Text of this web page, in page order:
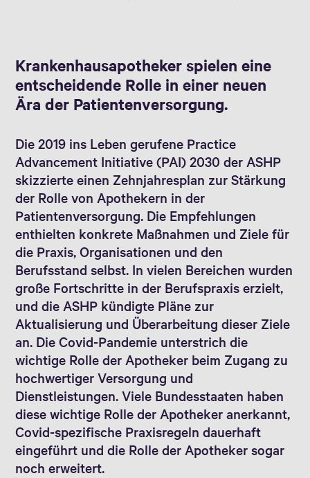
Krankenhausapotheker spielen eine
entscheidende Rolle in einer neuen
Ära der Patientenversorgung.
Die 2019 ins Leben gerufene Practice
Advancement Initiative (PAI) 2030 der ASHP
skizzierte einen Zehnjahresplan zur Stärkung
der Rolle von Apothekern in der
Patientenversorgung. Die Empfehlungen
enthielten konkrete Maßnahmen und Ziele für
die Praxis, Organisationen und den
Berufsstand selbst. In vielen Bereichen wurden
große Fortschritte in der Berufspraxis erzielt,
und die ASHP kündigte Pläne zur
Aktualisierung und Überarbeitung dieser Ziele
an. Die Covid-Pandemie unterstrich die
wichtige Rolle der Apotheker beim Zugang zu
hochwertiger Versorgung und
Dienstleistungen. Viele Bundesstaaten haben
diese wichtige Rolle der Apotheker anerkannt,
Covid-spezifische Praxisregeln dauerhaft
eingeführt und die Rolle der Apotheker sogar
noch erweitert.